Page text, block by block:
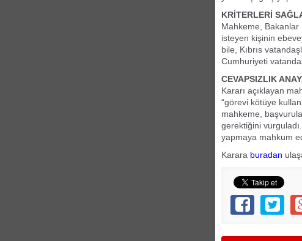
KRİTERLERİ
Mahkeme, Bakanlar
isteyen kişinin
bile, Kıbrıs
Cumhuriyeti
CEVAPSIZLIK
Kararı açıklayan
“görevi kötüye
mahkeme,
gerektiğini
yapmaya mahkum
Karara buradan